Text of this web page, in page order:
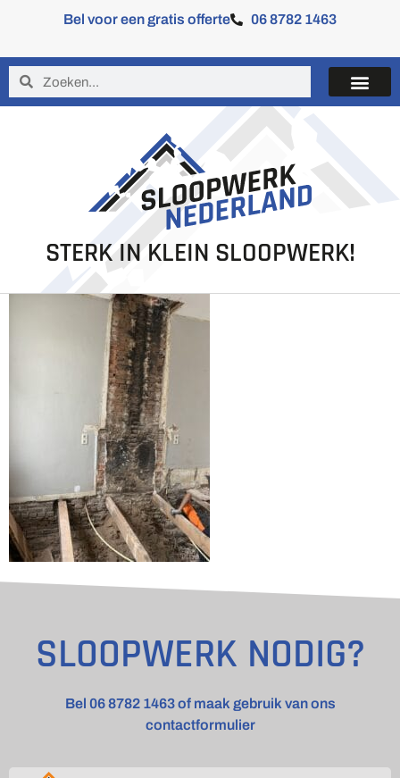
Bel voor een gratis offerte 06 8782 1463
STERK IN KLEIN SLOOPWERK!
SLOOPWERK NODIG?
Bel 06 8782 1463 of maak gebruik van ons
contactformulier